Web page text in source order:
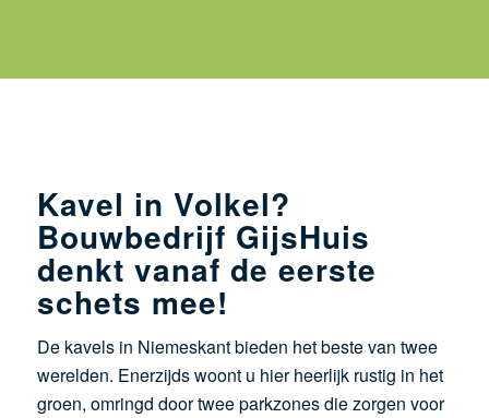
Kavel in Volkel?
Bouwbedrijf GijsHuis
denkt vanaf de eerste
schets mee!
De kavels in Niemeskant bieden het beste van twee
werelden. Enerzijds woont u hier heerlijk rustig in het
groen, omringd door twee parkzones die zorgen voor